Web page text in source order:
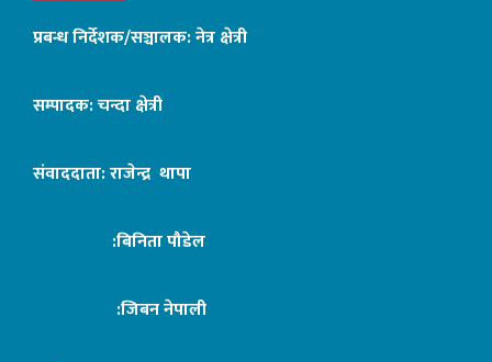
प्रबन्ध निर्देशक/सञ्चालक: नेत्र क्षेत्री
सम्पादक: चन्दा क्षेत्री
संवाददाता: राजेन्द्र थापा
:बिनिता पौडेल
:जिबन नेपाली